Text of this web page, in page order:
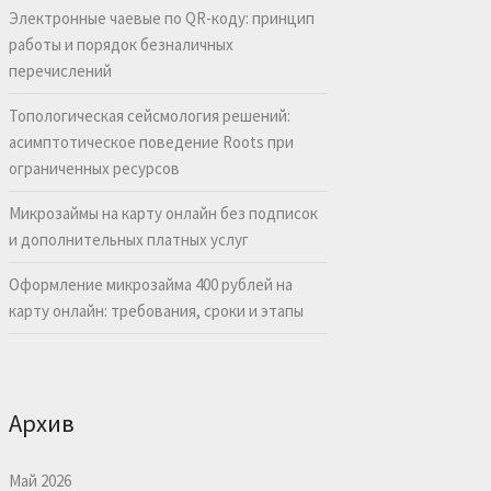
Электронные чаевые по QR-коду: принцип
работы и порядок безналичных
перечислений
Топологическая сейсмология решений:
асимптотическое поведение Roots при
ограниченных ресурсов
Микрозаймы на карту онлайн без подписок
и дополнительных платных услуг
Оформление микрозайма 400 рублей на
карту онлайн: требования, сроки и этапы
Архив
Май 2026